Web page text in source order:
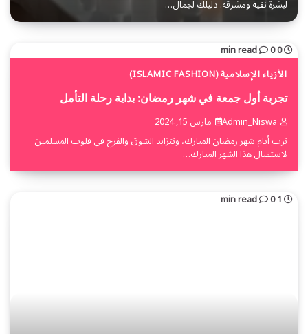
لبشرة نقية ومشرقة. دليلك لجمال…
0 min read
0
الأزياء الإسلامية (ISLAMIC FASHION)
تجربة أول جمعة في شهر رمضان: بداية رحلة التأمل
Admin_Niswa مارس 15, 2024
ترب أيام شهر رمضان المبارك، وتتزايد الشوق والفرح في قلوب المسلمين
لاستقبال هذا الشهر المبارك…
0